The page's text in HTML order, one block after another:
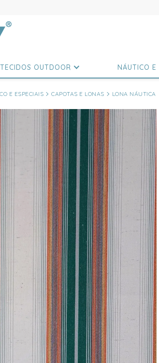
TECIDOS OUTDOOR NÁUTICO E
E ESPECIAIS CAPOTAS E LONAS LONA NÁUTICA